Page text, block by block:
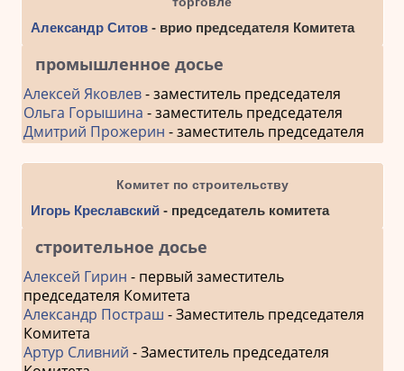
Александр Ситов- врио председателя Комитета
промышленное досье
Алексей Яковлев- заместитель председателя
Ольга Горышина - заместитель председателя
Дмитрий Прожерин - заместитель председателя
Комитет по строительству
Игорь Креславский - председатель комитета
строительное досье
Алексей Гирин - первый заместитель
председателя Комитета
Александр Постраш - Заместитель председателя
Комитета
Артур Сливний - Заместитель председателя